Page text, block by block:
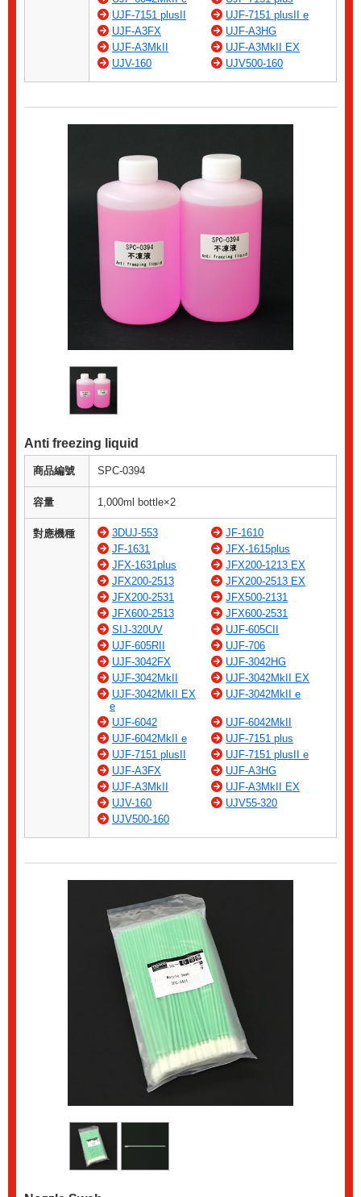
UJF-7151 plusII
UJF-7151 plusII e
UJF-A3FX
UJF-A3HG
UJF-A3MkII
UJF-A3MkII EX
UJV-160
UJV500-160
Anti freezing liquid
商品編號 SPC-0394
容量 1,000ml bottle×2
對應機種 3DUJ-553
JF-1610
JF-1631
JFX-1615plus
JFX-1631plus
JFX200-1213 EX
JFX200-2513
JFX200-2513 EX
JFX200-2531
JFX500-2131
JFX600-2513
JFX600-2531
SIJ-320UV
UJF-605CII
UJF-605RII
UJF-706
UJF-3042FX
UJF-3042HG
UJF-3042MkII
UJF-3042MkII EX
UJF-3042MkII EX
e
UJF-3042MkII e
UJF-6042
UJF-6042MkII
UJF-6042MkII e
UJF-7151 plus
UJF-7151 plusII
UJF-7151 plusII e
UJF-A3FX
UJF-A3HG
UJF-A3MkII
UJF-A3MkII EX
UJV-160
UJV55-320
UJV500-160